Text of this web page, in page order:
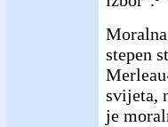
stepen
svijeta,
je